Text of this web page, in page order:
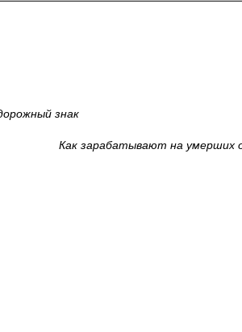
знак
Как зарабатывают на умерших